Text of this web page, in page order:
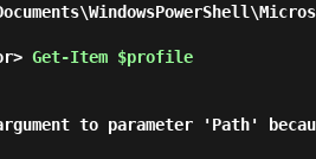
Get-Item $profile
to parameter 'Path'